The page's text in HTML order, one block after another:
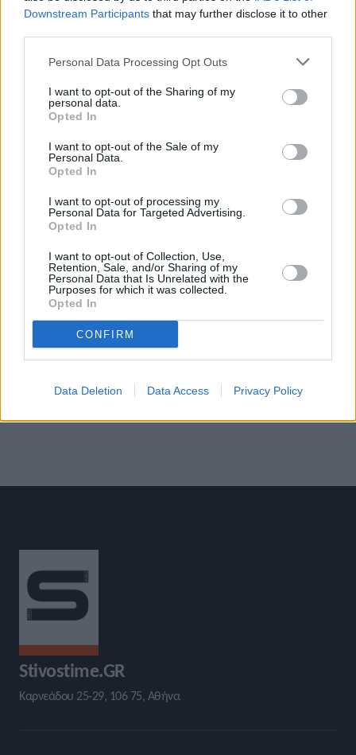
Downstream Participants that may further disclose it to other
Personal Data Processing Opt Outs
I want to opt-out of the Sharing of my
personal data.
Opted In
I want to opt-out of the Sale of my
Personal Data.
Opted In
I want to opt-out of processing my
Personal Data for Targeted Advertising.
Opted In
I want to opt-out of Collection, Use,
Retention, Sale, and/or Sharing of my
Personal Data that Is Unrelated with the
Purposes for which it was collected.
Opted In
CONFIRM
Data Deletion Data Access Privacy Policy
Τόλης Λελεκίδης
Το άρθρο δεν έχει ακόμα βαθμολογηθεί.
Βαθμολογήστε αυτό το άρθρο:
★★★
Η Ελλάδα με οκτώ βαδιστές
στο Παγκόσμιο Ομάδων στη
το Παγκόσμιο και το Ευρωπαϊκό
για την Ομάδα»
Stivostime.GR
Καρνεάδου 25-29, 106 75, Αθήνα